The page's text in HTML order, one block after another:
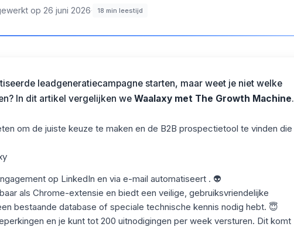
op 26 juni 2026· 18 min leestijd
leadgeneratiecampagne starten, maar weet je niet welke
In dit artikel vergelijken we Waalaxy met The Growth Machine.
om de juiste keuze te maken en de B2B prospectietool te vinden die
op LinkedIn en via e-mail automatiseert . 👽
als Chrome-extensie en biedt een veilige, gebruiksvriendelijke
bestaande database of speciale technische kennis nodig hebt. 😇
en je kunt tot 200 uitnodigingen per week versturen. Dit komt